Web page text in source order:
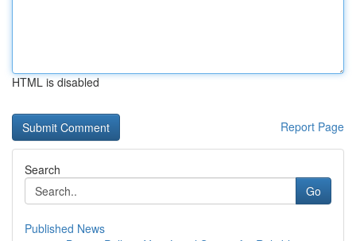
HTML is disabled
Report Page
Search
Go
Published News